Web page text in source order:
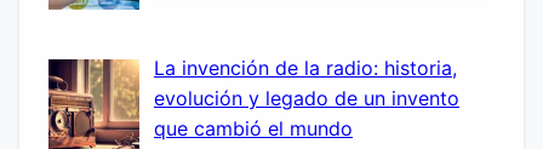
La invención de la radio: historia,
evolución y legado de un invento
que cambió el mundo